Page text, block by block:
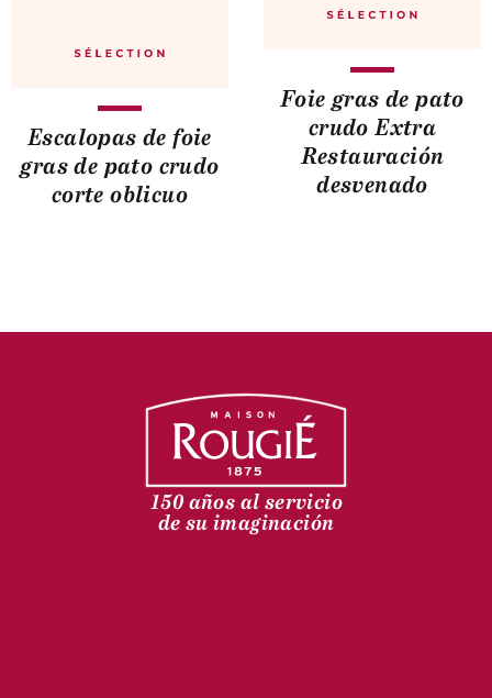
Escalopas de foie
gras de pato crudo
corte oblicuo
Foie gras de pato
crudo Extra
Restauración
desvenado
150 años al servicio
de su imaginación